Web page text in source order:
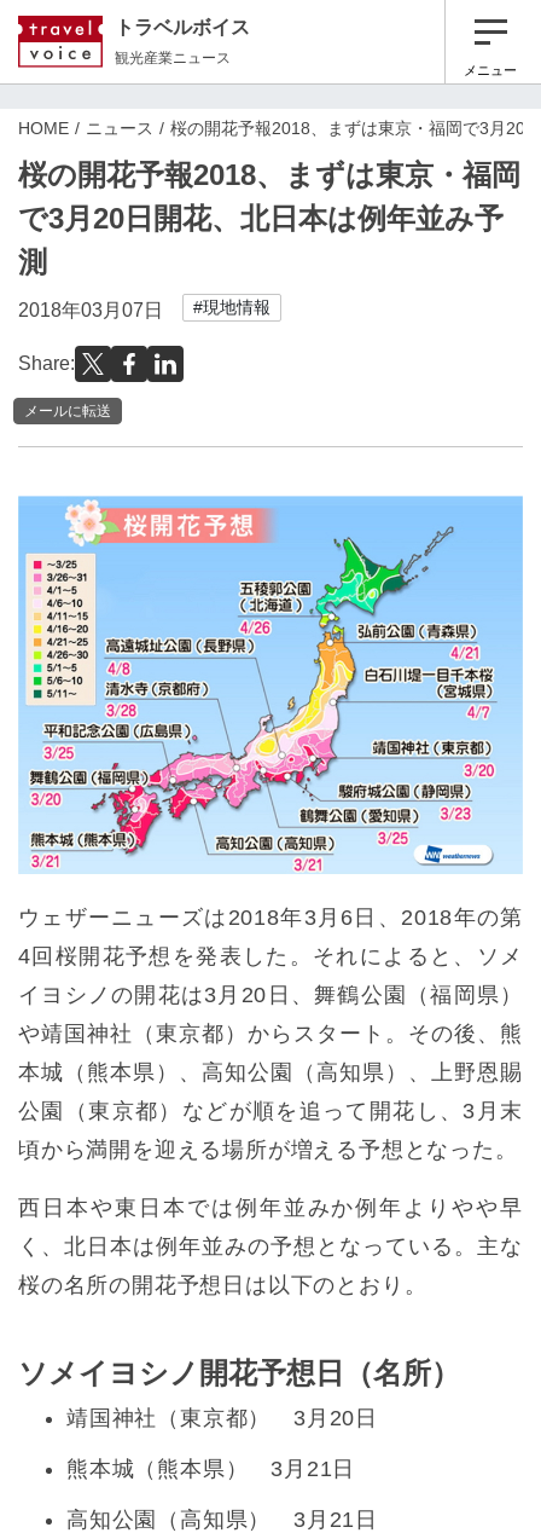
トラベルボイス
観光産業ニュース
メニュー
HOME ニュース 桜の開花予報2018、まずは東京・福岡で3月20
桜の開花予報2018、まずは東京・福岡
で3月20日開花、北日本は例年並み予
測
2018年03月07日 #現地情報
Share:
メールに転送
ウェザーニューズは2018年3月6日、2018年の第
4回桜開花予想を発表した。それによると、ソメ
イヨシノの開花は3月20日、舞鶴公園（福岡県）
や靖国神社（東京都）からスタート。その後、熊
本城（熊本県）、高知公園（高知県）、上野恩賜
公園（東京都）などが順を追って開花し、3月末
頃から満開を迎える場所が増える予想となった。
西日本や東日本では例年並みか例年よりやや早
く、北日本は例年並みの予想となっている。主な
桜の名所の開花予想日は以下のとおり。
ソメイヨシノ開花予想日（名所）
靖国神社（東京都） 3月20日
熊本城（熊本県） 3月21日
高知公園（高知県） 3月21日